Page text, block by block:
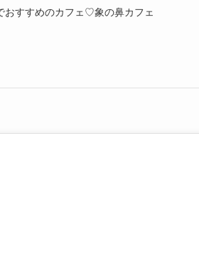
おすすめのカフェ♡象の鼻カフェ